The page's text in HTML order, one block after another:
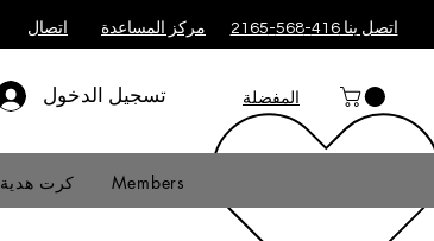
اتصال مركز المساعدة اتصل بنا 416-568-2165
تسجيل الدخول المفضلة
كرت هدية Members